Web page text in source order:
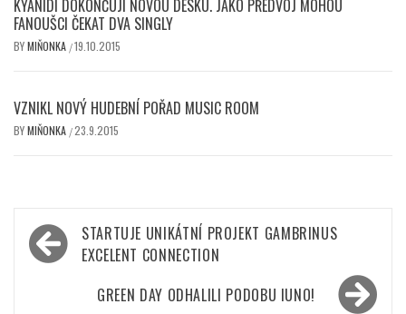
KYANIDI DOKONČUJÍ NOVOU DESKU. JAKO PŘEDVOJ MOHOU
FANOUŠCI ČEKAT DVA SINGLY
BYMIŇONKA /19.10.2015
VZNIKL NOVÝ HUDEBNÍ POŘAD MUSIC ROOM
BYMIŇONKA /23.9.2015
Navigace
pro
příspěvek
STARTUJE UNIKÁTNÍ PROJEKT GAMBRINUS
EXCELENT CONNECTION
GREEN DAY ODHALILI PODOBU IUNO!